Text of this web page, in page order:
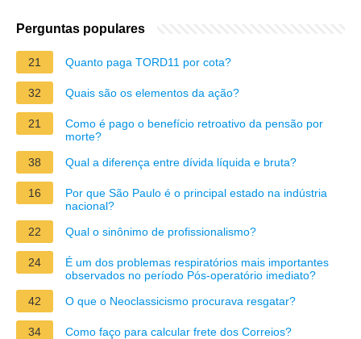
Perguntas populares
21 Quanto paga TORD11 por cota?
32 Quais são os elementos da ação?
21
Como é pago o benefício retroativo da pensão por
morte?
38
Qual a diferença entre dívida líquida e bruta?
16
Por que São Paulo é o principal estado na indústria
nacional?
22
Qual o sinônimo de profissionalismo?
24
É um dos problemas respiratórios mais importantes
observados no período Pós-operatório imediato?
42
O que o Neoclassicismo procurava resgatar?
34 Como faço para calcular frete dos Correios?